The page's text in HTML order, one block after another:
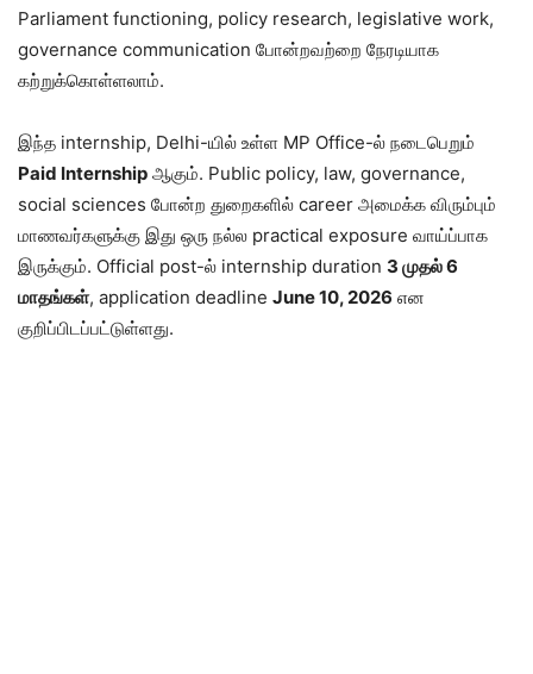
Parliament functioning, policy research, legislative work,
governance communication போன்றவற்றை நேரடியாக
கற்றுக்கொள்ளலாம்.
இந்த internship, Delhi-யில் உள்ள MP Office-ல் நடைபெறும்
Paid Internship ஆகும். Public policy, law, governance,
social sciences போன்ற துறைகளில் career அமைக்க விரும்பும்
மாணவர்களுக்கு இது ஒரு நல்ல practical exposure வாய்ப்பாக
இருக்கும். Official post-ல் internship duration 3 முதல் 6
மாதங்கள், application deadline June 10, 2026 என
குறிப்பிடப்பட்டுள்ளது.